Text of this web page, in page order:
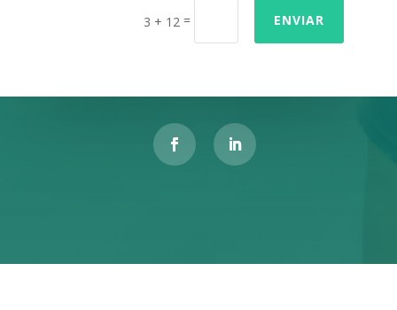
3 + 12 = ENVIAR